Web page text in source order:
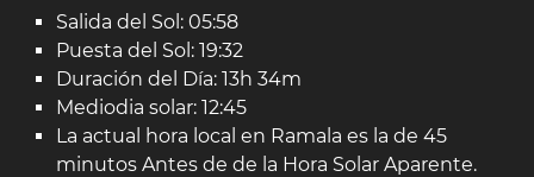
Salida del Sol: 05:58
Puesta del Sol: 19:32
Duración del Día: 13h 34m
Mediodia solar: 12:45
La actual hora local en Ramala es la de 45
minutos Antes de de la Hora Solar Aparente.